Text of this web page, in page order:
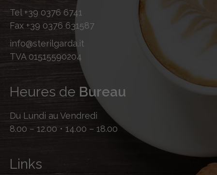
Tel +39 0376 6741
Fax +39 0376 631587
info@sterilgarda.it
TVA 01515590204
Heures de Bureau
Du Lundi au Vendredi
8.00 – 12.00 • 14.00 – 18.00
Links